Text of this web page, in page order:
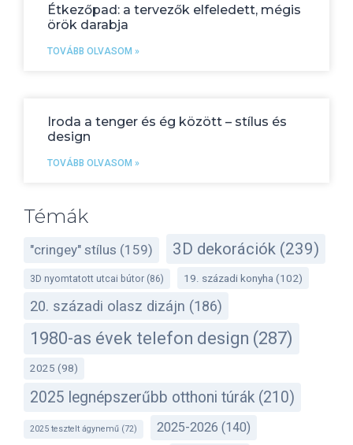
Étkezőpad: a tervezők elfeledett, mégis
örök darabja
TOVÁBB OLVASOM »
Iroda a tenger és ég között – stílus és
design
TOVÁBB OLVASOM »
Témák
"cringey" stílus (159) 3D dekorációk (239)
3D nyomtatott utcai bútor (86) 19. századi konyha (102)
20. századi olasz dizájn (186)
1980-as évek telefon design (287)
2025 (98)
2025 legnépszerűbb otthoni túrák (210)
2025 tesztelt ágynemű (72) 2025-2026 (140)